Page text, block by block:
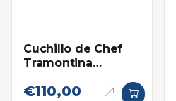
Cuchillo de Chef
Tramontina
Pulgadas
€110,00